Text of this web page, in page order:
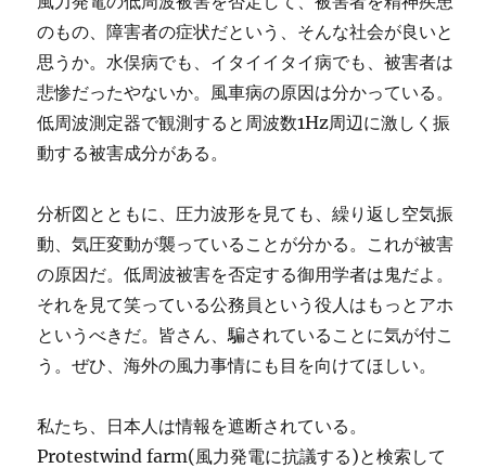
のもの、障害者の症状だという、そんな社会が良いと
思うか。水俣病でも、イタイイタイ病でも、被害者は
悲惨だったやないか。風車病の原因は分かっている。
低周波測定器で観測すると周波数1Hz周辺に激しく振
動する被害成分がある。
分析図とともに、圧力波形を見ても、繰り返し空気振
動、気圧変動が襲っていることが分かる。これが被害
の原因だ。低周波被害を否定する御用学者は鬼だよ。
それを見て笑っている公務員という役人はもっとアホ
というべきだ。皆さん、騙されていることに気が付こ
う。ぜひ、海外の風力事情にも目を向けてほしい。
私たち、日本人は情報を遮断されている。
Protestwind farm(風力発電に抗議する)と検索して